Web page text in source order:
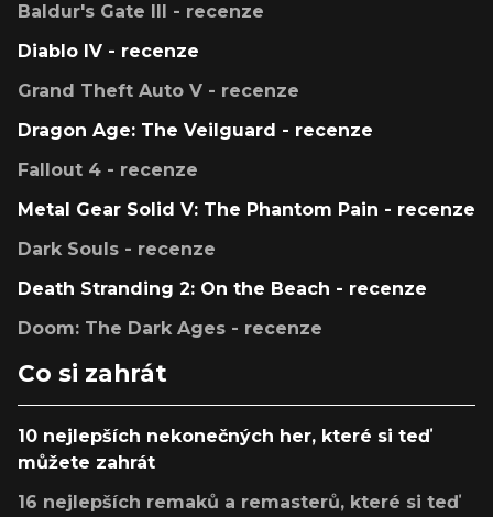
Baldur's Gate III - recenze
Diablo IV - recenze
Grand Theft Auto V - recenze
Dragon Age: The Veilguard - recenze
Fallout 4 - recenze
Metal Gear Solid V: The Phantom Pain - recenze
Dark Souls - recenze
Death Stranding 2: On the Beach - recenze
Doom: The Dark Ages - recenze
Co si zahrát
10 nejlepších nekonečných her, které si teď
můžete zahrát
16 nejlepších remaků a remasterů, které si teď